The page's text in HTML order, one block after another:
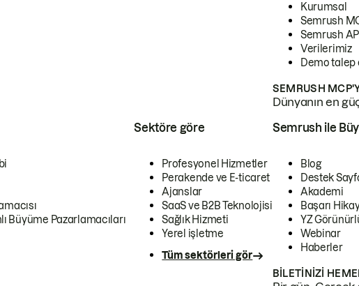
Kurumsal
Semrush
Semrush API
Verilerimiz
Demo talep
SEMRUSH
Dünyanın en
Büyüme Pazarlamacıları
Sektöre göre
Profesyonel Hizmetler
Perakende ve E-ticaret
Ajanslar
SaaS ve B2B Teknolojisi
Sağlık Hizmeti
Yerel işletme
Tüm sektörleri gör
Semrush ile
Blog
Destek
Akademi
Başarı
YZ
Webinar
Haberler
BILETINIZI